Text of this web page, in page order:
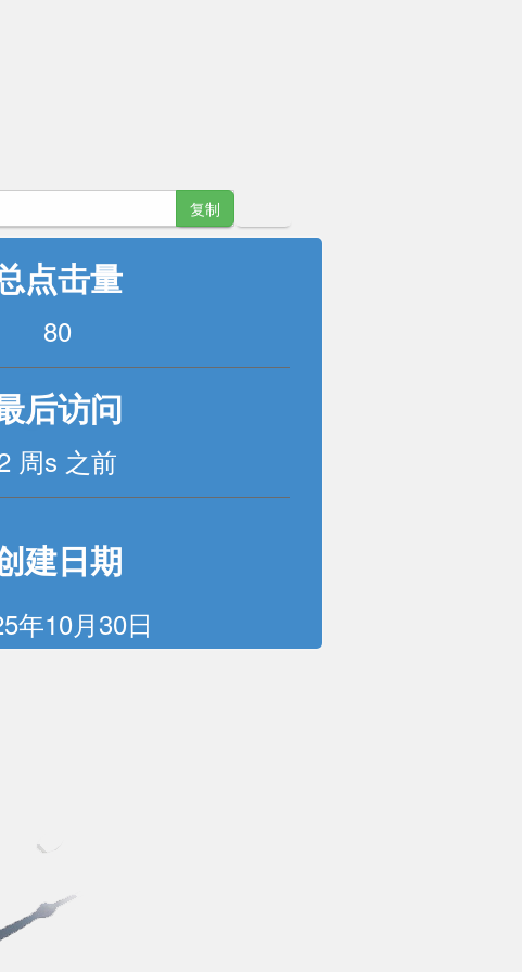
复制
点击量
80
后访问
周s 之前
建日期
年10月30日